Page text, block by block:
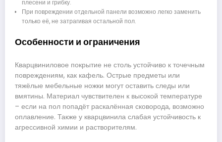
плесени и грибку.
При повреждении отдельной панели возможно легко заменить
только её, не затрагивая остальной пол.
Особенности и ограничения
Кварцвиниловое покрытие не столь устойчиво к точечным
повреждениям, как кафель. Острые предметы или
тяжёлые мебельные ножки могут оставить следы или
вмятины. Материал чувствителен к высокой температуре
– если на пол попадёт раскалённая сковорода, возможно
оплавление. Также у кварцвинила слабая устойчивость к
агрессивной химии и растворителям.